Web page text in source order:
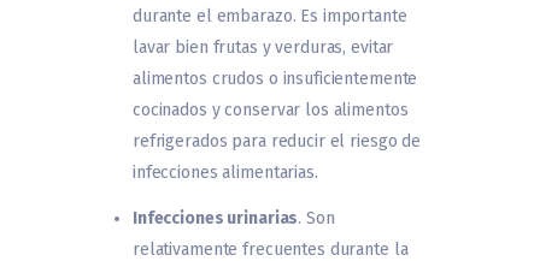
durante el embarazo. Es importante
lavar bien frutas y verduras, evitar
alimentos crudos o insuficientemente
cocinados y conservar los alimentos
refrigerados para reducir el riesgo de
infecciones alimentarias.
Infecciones urinarias. Son
relativamente frecuentes durante la